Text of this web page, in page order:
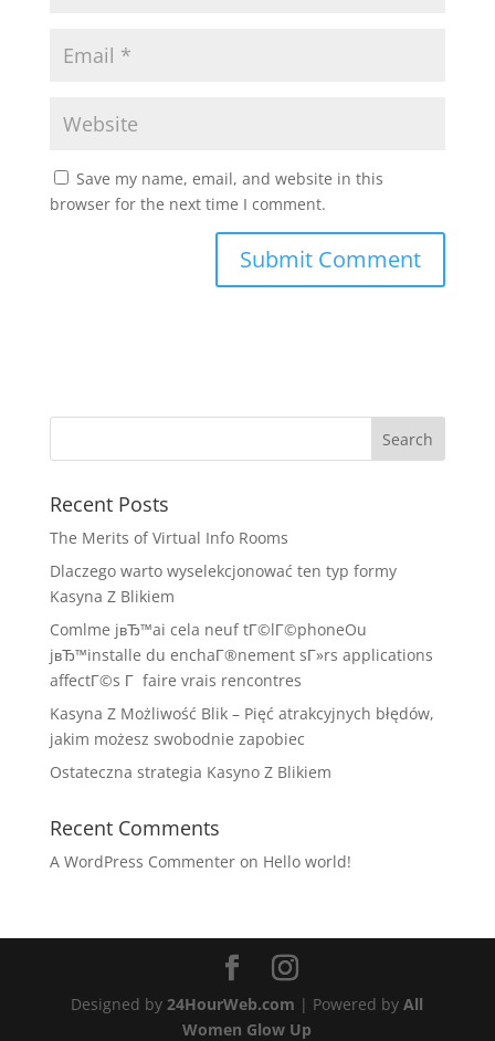
Save my name, email, and website in this
browser for the next time I comment.
Recent Posts
The Merits of Virtual Info Rooms
Dlaczego warto wyselekcjonować ten typ formy
Kasyna Z Blikiem
Comlme jвЂ™ai cela neuf tГ©lГ©phoneOu
jвЂ™installe du enchaГ®nement sГ»rs applications
affectГ©s Г faire vrais rencontres
Kasyna Z Możliwość Blik – Pięć atrakcyjnych błędów,
jakim możesz swobodnie zapobiec
Ostateczna strategia Kasyno Z Blikiem
Recent Comments
A WordPress Commenteron Hello world!
Designed by24HourWeb.com | Powered byAll
Women Glow Up